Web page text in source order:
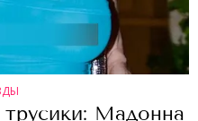
трусики: Мадонна